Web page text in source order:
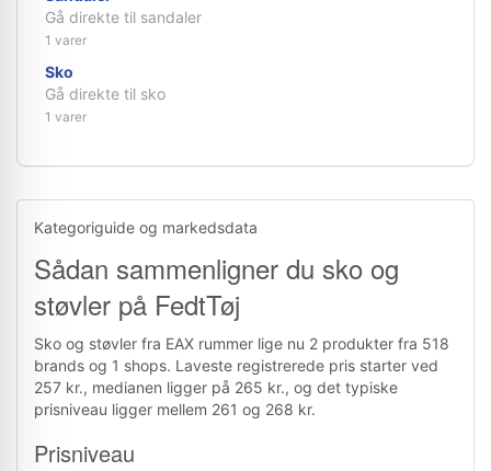
Gå direkte til sandaler
1 varer
Sko
Gå direkte til sko
1 varer
Kategoriguide og markedsdata
Sådan sammenligner du sko og
støvler på FedtTøj
Sko og støvler fra EAX rummer lige nu 2 produkter fra 518
brands og 1 shops. Laveste registrerede pris starter ved
257 kr., medianen ligger på 265 kr., og det typiske
prisniveau ligger mellem 261 og 268 kr.
Prisniveau